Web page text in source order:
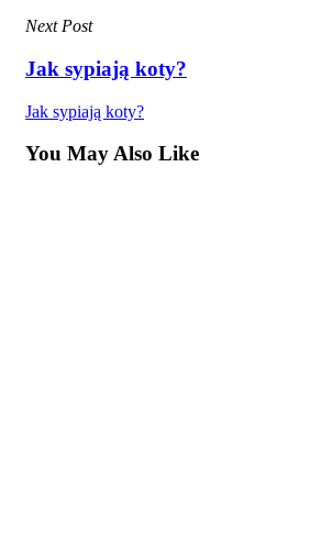
Next Post
Jak sypiają koty?
Jak sypiają koty?
You May Also Like